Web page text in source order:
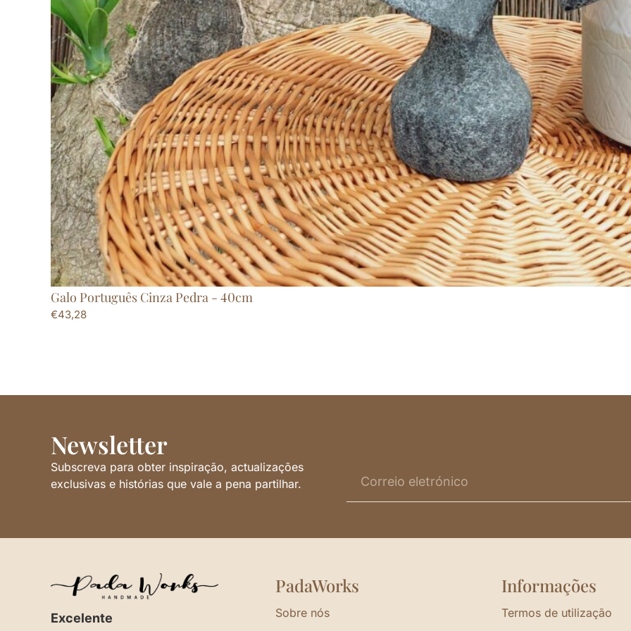
Galo Português Cinza Pedra - 40cm
€43,28
Newsletter
Subscreva para obter inspiração, actualizações
exclusivas e histórias que vale a pena partilhar.
Excelente
PadaWorks
Sobre nós
Informações
Termos de utilização